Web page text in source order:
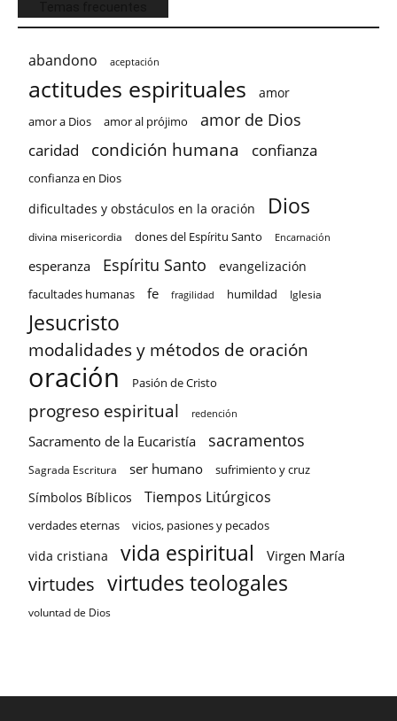
abandono aceptación
actitudes espirituales amor
amor a Dios amor al prójimo amor de Dios
caridad condición humana confianza
confianza en Dios
dificultades y obstáculos en la oración Dios
divina misericordia dones del Espíritu Santo Encarnación
esperanza Espíritu Santo evangelización
facultades humanas fe fragilidad humildad Iglesia
Jesucristo
modalidades y métodos de oración
oración Pasión de Cristo
progreso espiritual redención
Sacramento de la Eucaristía sacramentos
Sagrada Escritura ser humano sufrimiento y cruz
Símbolos Bíblicos Tiempos Litúrgicos
verdades eternas vicios, pasiones y pecados
vida cristiana vida espiritual Virgen María
virtudes virtudes teologales
voluntad de Dios